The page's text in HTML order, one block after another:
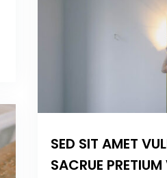
SED SIT AMET
SACRUE